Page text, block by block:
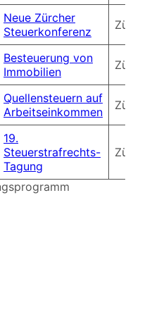
Neue Zürcher
Steuerkonferenz
Zürich/
Besteuerung von
Immobilien
Zürich
Quellensteuern auf
Arbeitseinkommen
Zürich
19.
Steuerstrafrechts-
Tagung
Zürich